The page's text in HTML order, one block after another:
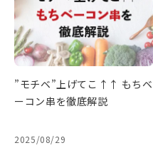
”モチベ”上げてこ↑↑ もちベ
ーコン串を徹底解説
2025/08/29